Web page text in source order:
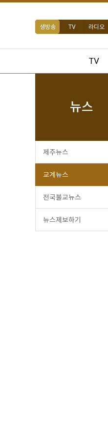
생방송 TV 라디오
TV
뉴스
제주뉴스
교계뉴스
전국불교뉴스
뉴스제보하기